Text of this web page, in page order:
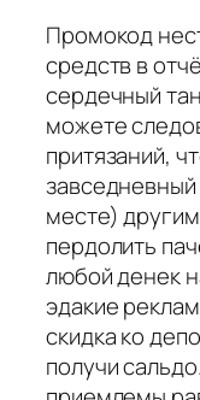
Промокод
средств в
сердечный
можете
притязаний,
месте)
пердолить
любой денек
эдакие
скидка ко
получи